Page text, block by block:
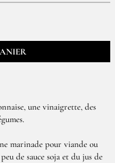
une vinaigrette, des
marinade pour viande ou
de sauce soja et du jus de